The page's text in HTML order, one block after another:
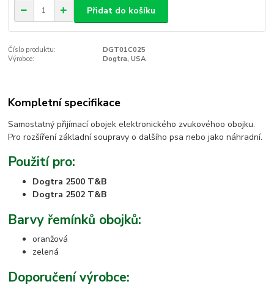
Přidat do košíku
Číslo produktu:
DGT01C025
Výrobce:
Dogtra, USA
Kompletní specifikace
Samostatný přijímací obojek elektronického zvukovéhoo obojku.
Pro rozšíření základní soupravy o dalšího psa nebo jako náhradní.
Použití pro:
Dogtra 2500 T&B
Dogtra 2502 T&B
Barvy řemínků obojků:
oranžová
zelená
Doporučení výrobce: